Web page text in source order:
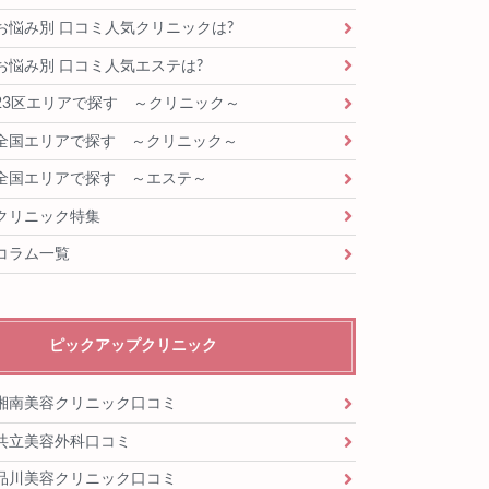
悩み別 口コミ人気クリニックは?
悩み別 口コミ人気エステは?
区エリアで探す ～クリニック～
国エリアで探す ～クリニック～
国エリアで探す ～エステ～
リニック特集
ラム一覧
ピックアップクリニック
南美容クリニック口コミ
立美容外科口コミ
川美容クリニック口コミ